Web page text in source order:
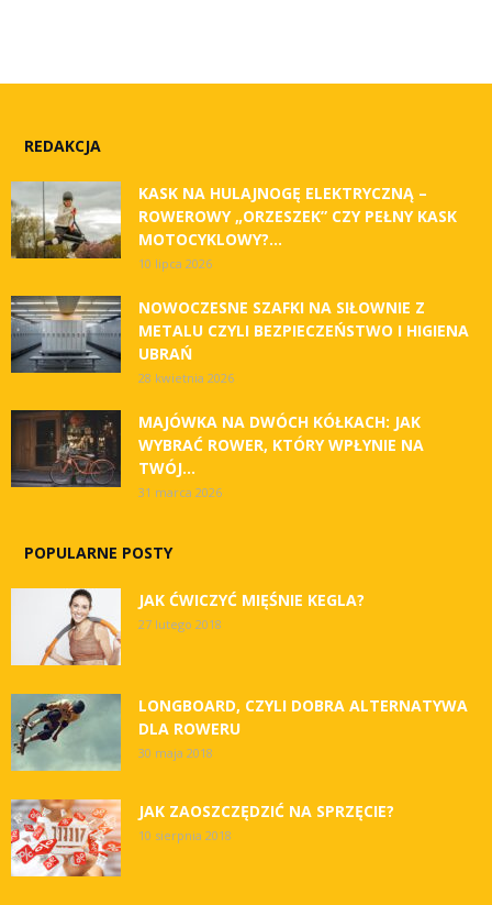
REDAKCJA
KASK NA HULAJNOGĘ ELEKTRYCZNĄ –
ROWEROWY „ORZESZEK” CZY PEŁNY KASK
MOTOCYKLOWY?...
10 lipca 2026
NOWOCZESNE SZAFKI NA SIŁOWNIE Z
METALU CZYLI BEZPIECZEŃSTWO I HIGIENA
UBRAŃ
28 kwietnia 2026
MAJÓWKA NA DWÓCH KÓŁKACH: JAK
WYBRAĆ ROWER, KTÓRY WPŁYNIE NA
TWÓJ...
31 marca 2026
POPULARNE POSTY
JAK ĆWICZYĆ MIĘŚNIE KEGLA?
27 lutego 2018
LONGBOARD, CZYLI DOBRA ALTERNATYWA
DLA ROWERU
30 maja 2018
JAK ZAOSZCZĘDZIĆ NA SPRZĘCIE?
10 sierpnia 2018